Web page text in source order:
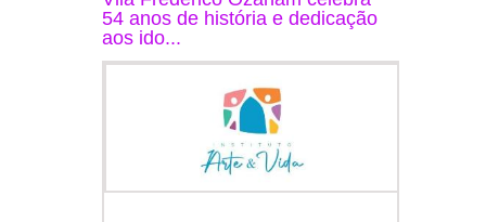
54 anos de história e dedicação
aos ido...